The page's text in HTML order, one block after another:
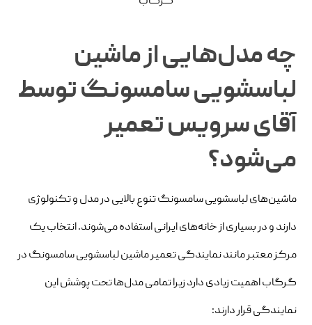
چه مدل‌هایی از ماشین
لباسشویی سامسونگ توسط
آقای سرویس تعمیر
می‌شود؟
ماشین‌های لباسشویی سامسونگ تنوع بالایی در مدل و تکنولوژی
دارند و در بسیاری از خانه‌های ایرانی استفاده می‌شوند. انتخاب یک
مرکز معتبر مانند نمایندگی تعمیر ماشین لباسشویی سامسونگ در
گرگاب اهمیت زیادی دارد زیرا تمامی مدل‌ها تحت پوشش این
نمایندگی قرار دارند: